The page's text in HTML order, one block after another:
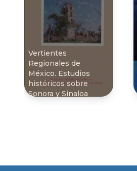
Vertientes
Regionales de
México. Estudios
históricos sobre
Sonora y Sinaloa